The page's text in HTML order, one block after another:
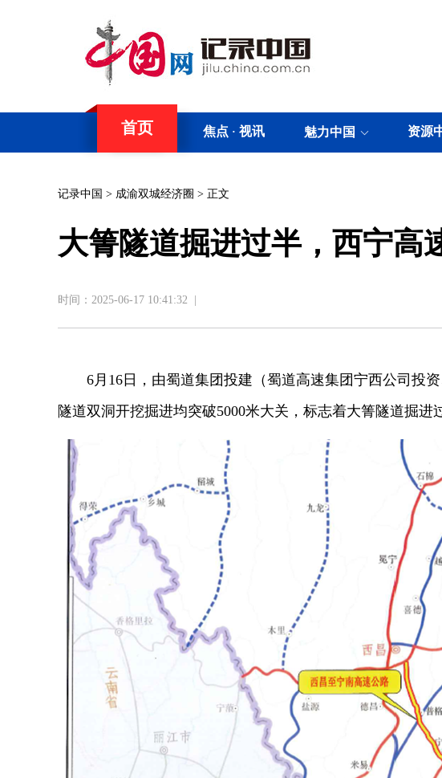
首页 焦点 · 视讯 魅力中国 资源
记录中国 > 成渝双城经济圈 > 正文
大箐隧道掘进过半，西宁高
时间：2025-06-17 10:41:32
6月16日，由蜀道集团投建（蜀道高速集团宁西公司投
隧道双洞开挖掘进均突破5000米大关，标志着大箐隧道掘进